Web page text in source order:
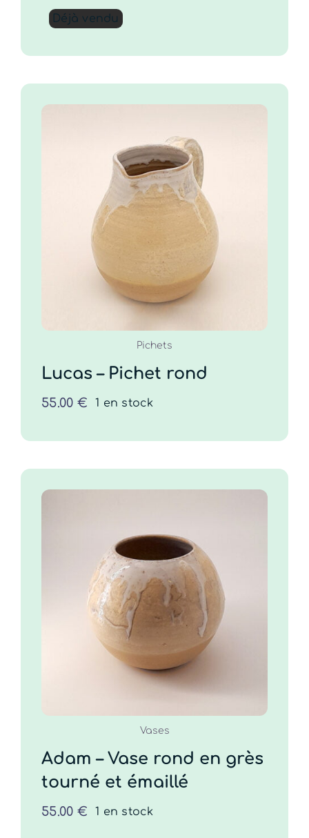
Déjà vendu
Lucas – Pichet rond
55.00 €
COMMANDER
Pichets
Lucas – Pichet rond
55.00 € 1 en stock
Adam – Vase rond
en grès tourné et
émaillé
55.00€
COMMANDER DÉTAILS
Vases
Adam – Vase rond en grès
tourné et émaillé
55.00 € 1 en stock